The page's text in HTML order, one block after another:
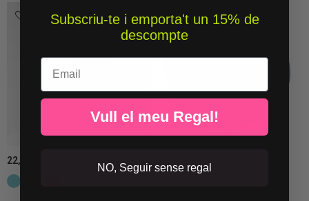
22,50 €
Subscriu-te i emporta't un 15% de
descompte
Email
Vull el meu Regal!
NO, Seguir sense regal